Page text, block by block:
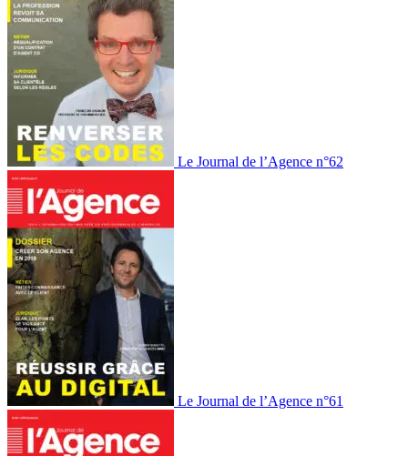
Le Journal de l’Agence n°62
Le Journal de l’Agence n°61